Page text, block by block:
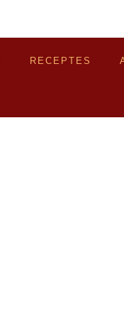
RECEPTES